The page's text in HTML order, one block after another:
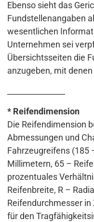
Ebenso sieht das
Fundstellenangaben
wesentlichen
Unternehmen sei
Übersichtsseiten die
anzugeben, mit
* Reifendimension
Die Reifendimension
Abmessungen und
Fahrzeugreifens (185
Millimetern, 65 –
prozentuales
Reifenbreite, R –
Reifendurchmesser
für den